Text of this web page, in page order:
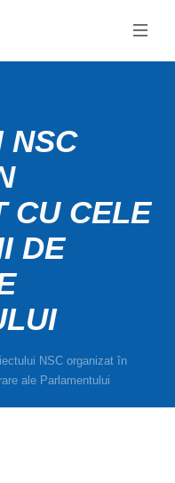
NSC
CU CELE
DE
NSC organizat în
ale Parlamentului